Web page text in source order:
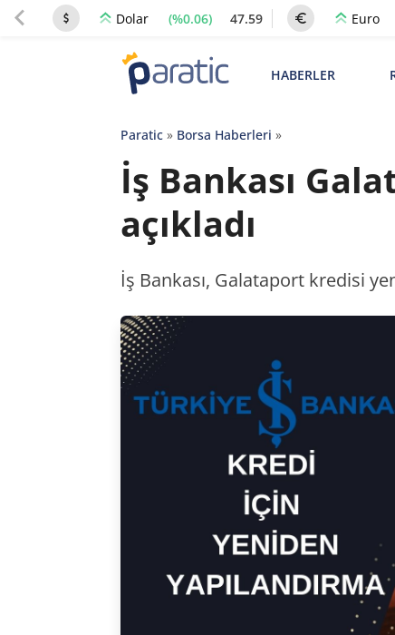
Dolar (%0.06) 47.59 Euro
HABERLER
Paratic» Borsa Haberleri »
İş Bankası
açıkladı
İş Bankası, Galataport kredisi